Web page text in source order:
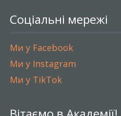
Соціальні мережі
Ми у Facebook
Ми у Instagram
Ми у TikTok